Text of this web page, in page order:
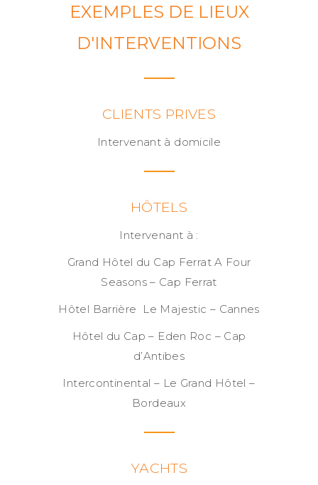
EXEMPLES DE LIEUX
D'INTERVENTIONS
CLIENTS PRIVES
Intervenant à domicile
HÔTELS
Intervenant à :
Grand Hôtel du Cap Ferrat A Four
Seasons – Cap Ferrat
Hôtel Barrière Le Majestic – Cannes
Hôtel du Cap – Eden Roc – Cap
d’Antibes
Intercontinental – Le Grand Hôtel –
Bordeaux
YACHTS